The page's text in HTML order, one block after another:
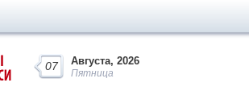
07 Августа, 2026
Пятница